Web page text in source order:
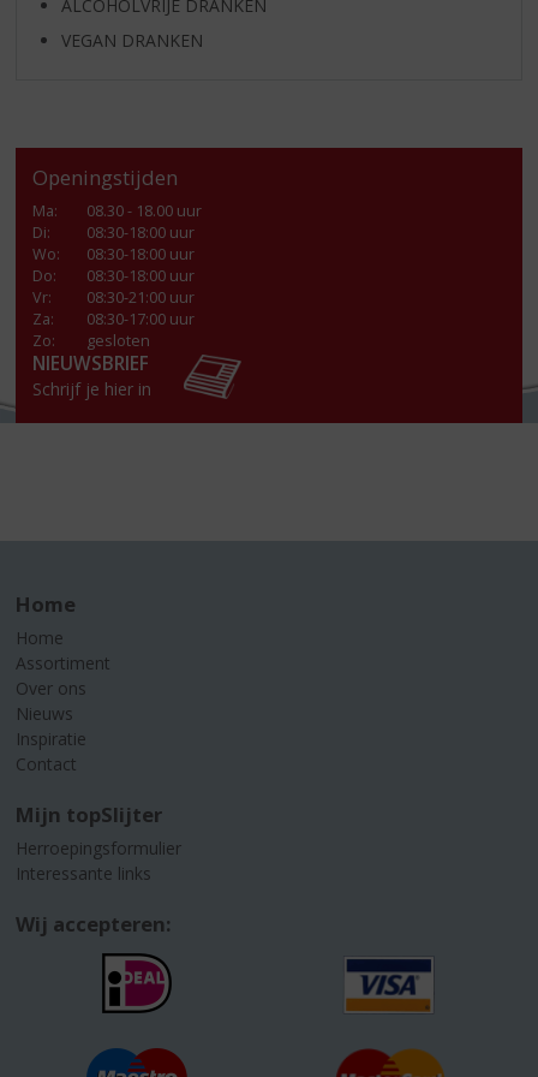
ALCOHOLVRIJE DRANKEN
VEGAN DRANKEN
Openingstijden
Ma:
08.30 - 18.00 uur
Di:
08:30-18:00 uur
Wo:
08:30-18:00 uur
Do:
08:30-18:00 uur
Vr:
08:30-21:00 uur
Za:
08:30-17:00 uur
Zo:
gesloten
NIEUWSBRIEF
Schrijf je hier in
Home
Home
Assortiment
Over ons
Nieuws
Inspiratie
Contact
Mijn topSlijter
Herroepingsformulier
Interessante links
Wij accepteren: